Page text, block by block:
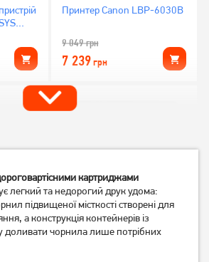
Принтер Canon LBP-6030B
9 049грн
7 239грн
L3260
БФП Xerox WorkCentre
картриджами
легкий та недорогий друк удома:
підвищеної місткості створені для
а конструкція контейнерів із
доливати чорнила лише потрібних